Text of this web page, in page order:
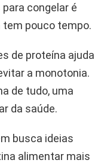
congelar é
pouco tempo.
de proteína ajuda
a monotonia.
de tudo, uma
da saúde.
busca ideias
alimentar mais